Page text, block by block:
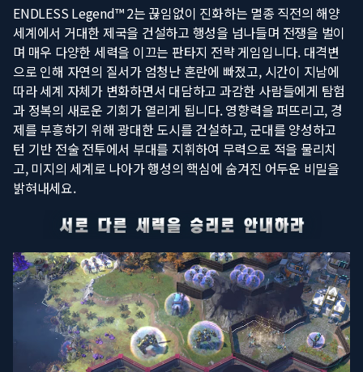
ENDLESS Legend™ 2는 끊임없이 진화하는 멸종 직전의 해양
세계에서 거대한 제국을 건설하고 행성을 넘나들며 전쟁을 벌이
며 매우 다양한 세력을 이끄는 판타지 전략 게임입니다. 대격변
으로 인해 자연의 질서가 엄청난 혼란에 빠졌고, 시간이 지남에
따라 세계 자체가 변화하면서 대담하고 과감한 사람들에게 탐험
과 정복의 새로운 기회가 열리게 됩니다. 영향력을 퍼뜨리고, 경
제를 부흥하기 위해 광대한 도시를 건설하고, 군대를 양성하고
턴 기반 전술 전투에서 부대를 지휘하여 무력으로 적을 물리치
고, 미지의 세계로 나아가 행성의 핵심에 숨겨진 어두운 비밀을
밝혀내세요.